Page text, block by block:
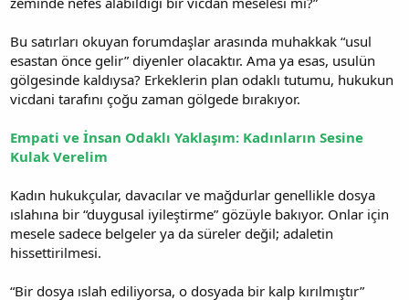
Bu satırları okuyan forumdaşlar arasında muhakkak “usul
esastan önce gelir” diyenler olacaktır. Ama ya esas, usulün
gölgesinde kaldıysa? Erkeklerin plan odaklı tutumu, hukukun
vicdani tarafını çoğu zaman gölgede bırakıyor.
Empati ve İnsan Odaklı Yaklaşım: Kadınların Sesine
Kulak Verelim
Kadın hukukçular, davacılar ve mağdurlar genellikle dosya
ıslahına bir “duygusal iyileştirme” gözüyle bakıyor. Onlar için
mesele sadece belgeler ya da süreler değil; adaletin
hissettirilmesi.
“Bir dosya ıslah ediliyorsa, o dosyada bir kalp kırılmıştır”